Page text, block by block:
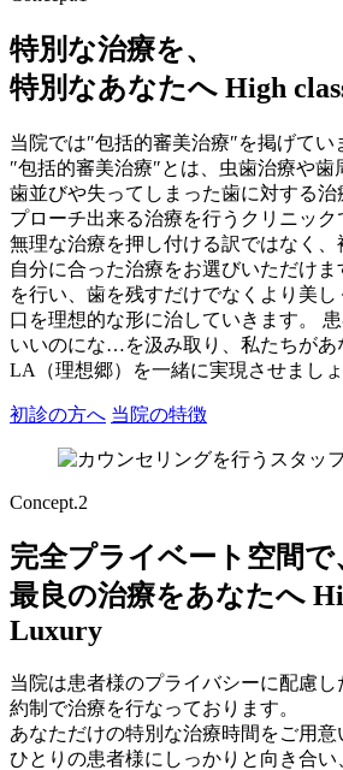
特別な治療を、
特別なあなたへ High
当院では″包括的審美治療″を掲げてい
″包括的審美治療″とは、虫歯治療や歯
歯並びや失ってしまった歯に対する
プローチ出来る治療を行うクリニック
無理な治療を押し付ける訳ではなく
自分に合った治療をお選びいただけ
を行い、歯を残すだけでなくより美
口を理想的な形に治していきます。
いいのにな…を汲み取り、私たちがあ
LA（理想郷）を一緒に実現させましょ
初診の方へ 当院の特徴
Concept.2
完全プライベート空間で
最良の治療をあなたへ
Luxury
当院は患者様のプライバシーに配慮
約制で治療を行なっております。
あなただけの特別な治療時間をご用意
ひとりの患者様にしっかりと向き合